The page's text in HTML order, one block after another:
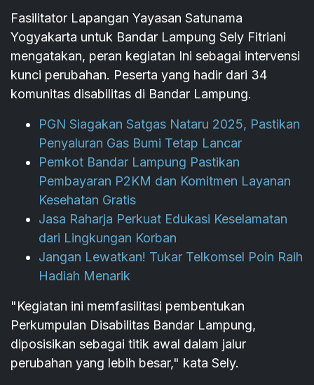
Fasilitator Lapangan Yayasan Satunama
Yogyakarta untuk Bandar Lampung Sely Fitriani
mengatakan, peran kegiatan Ini sebagai intervensi
kunci perubahan. Peserta yang hadir dari 34
komunitas disabilitas di Bandar Lampung.
PGN Siagakan Satgas Nataru 2025, Pastikan
Penyaluran Gas Bumi Tetap Lancar
Pemkot Bandar Lampung Pastikan
Pembayaran P2KM dan Komitmen Layanan
Kesehatan Gratis
Jasa Raharja Perkuat Edukasi Keselamatan
dari Lingkungan Korban
Jangan Lewatkan! Tukar Telkomsel Poin Raih
Hadiah Menarik
"Kegiatan ini memfasilitasi pembentukan
Perkumpulan Disabilitas Bandar Lampung,
diposisikan sebagai titik awal dalam jalur
perubahan yang lebih besar," kata Sely.